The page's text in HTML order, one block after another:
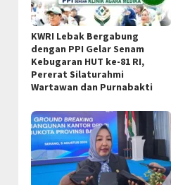
KWRI Lebak Bergabung
dengan PPI Gelar Senam
Kebugaran HUT ke-81 RI,
Pererat Silaturahmi
Wartawan dan Purnabakti